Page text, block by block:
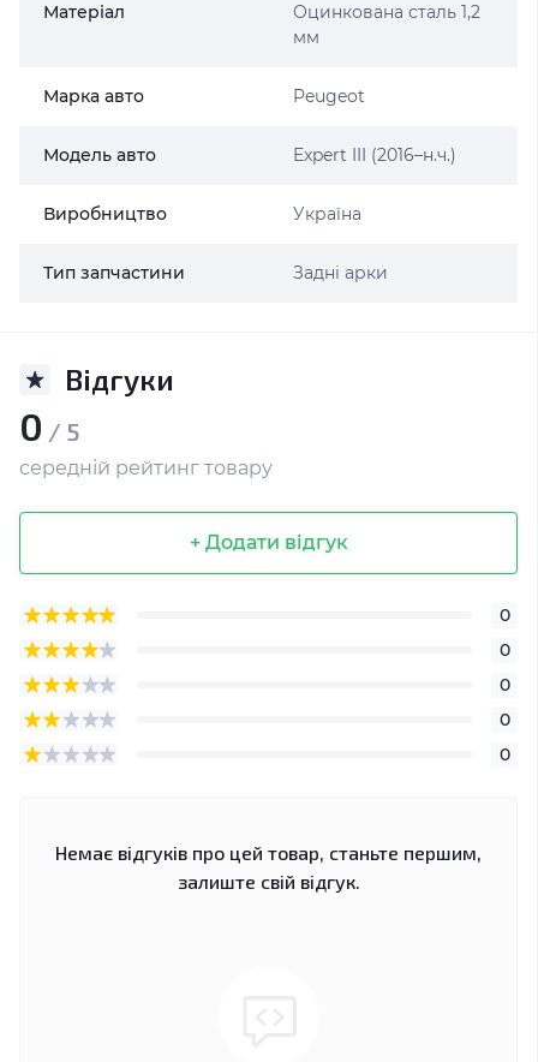
Матеріал
Оцинкована сталь 1,2
мм
Марка авто Peugeot
Модель авто Expert III (2016–н.ч.)
Виробництво Україна
Тип запчастини Задні арки
Відгуки
0 / 5
середній рейтинг товару
+ Додати відгук
0
0
0
0
0
Немає відгуків про цей товар, станьте першим,
залиште свій відгук.